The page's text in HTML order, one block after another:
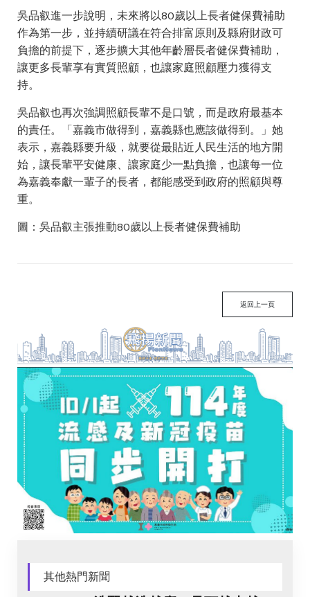
吳品叡進一步說明，未來將以80歲以上長者健保費補助
作為第一步，並持續研議在符合排富原則及縣府財政可
負擔的前提下，逐步擴大其他年齡層長者健保費補助，
讓更多長輩享有實質照顧，也讓家庭照顧壓力獲得支
持。
吳品叡也再次強調照顧長輩不是口號，而是政府最基本
的責任。「嘉義市做得到，嘉義縣也應該做得到。」她
表示，嘉義縣要升級，就要從最貼近人民生活的地方開
始，讓長輩平安健康、讓家庭少一點負擔，也讓每一位
為嘉義奉獻一輩子的長者，都能感受到政府的照顧與尊
重。
圖：吳品叡主張推動80歲以上長者健保費補助
返回上一頁
其他熱門新聞